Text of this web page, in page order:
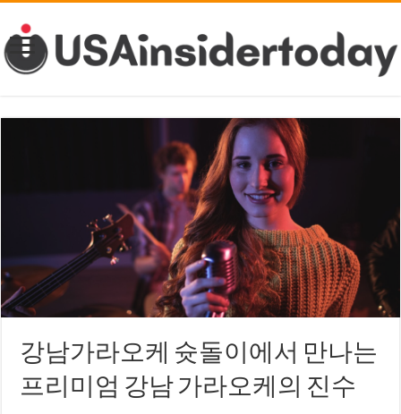
강남가라오케 슛돌이에서 만나는
프리미엄 강남 가라오케의 진수